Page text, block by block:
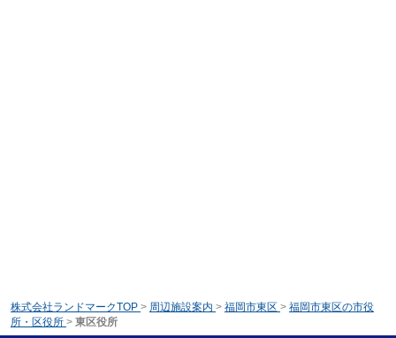
株式会社ランドマークTOP > 周辺施設案内 > 福岡市東区 > 福岡市東区の市役
所・区役所 > 東区役所